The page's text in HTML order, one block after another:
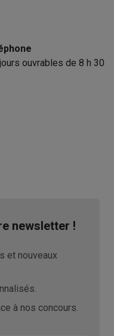
ouvrables de 8 h 30
newsletter !
et nouveaux
à nos concours.